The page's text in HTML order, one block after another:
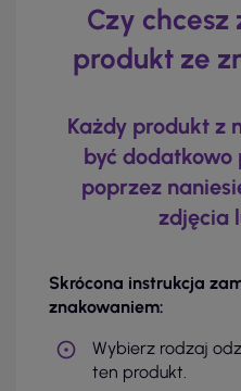
Czy
produkt ze
Każdy produkt z
być dodatkowo
poprzez
zdjęcia
Skrócona instrukcja
znakowaniem:
Wybierz rodzaj
ten produkt.